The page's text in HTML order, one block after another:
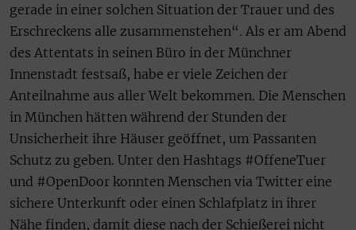
gerade in einer solchen Situation der Trauer und des
Erschreckens alle zusammenstehen“. Als er am Abend
des Attentats in seinen Büro in der Münchner
Innenstadt festsaß, habe er viele Zeichen der
Anteilnahme aus aller Welt bekommen. Die Menschen
in München hätten während der Stunden der
Unsicherheit ihre Häuser geöffnet, um Passanten
Schutz zu geben. Unter den Hashtags #OffeneTuer
und #OpenDoor konnten Menschen via Twitter eine
sichere Unterkunft oder einen Schlafplatz in ihrer
Nähe finden, damit diese nach der Schießerei nicht